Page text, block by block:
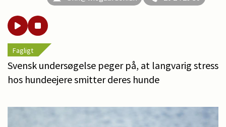
Fagligt
Svensk undersøgelse peger på, at langvarig stress
hos hundeejere smitter deres hunde